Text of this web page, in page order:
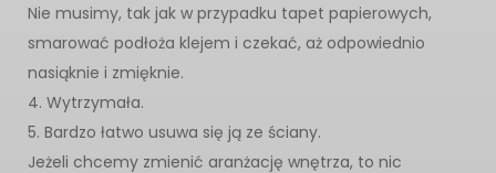
Nie musimy, tak jak w przypadku tapet papierowych,
smarować podłoża klejem i czekać, aż odpowiednio
nasiąknie i zmięknie.
4. Wytrzymała.
5. Bardzo łatwo usuwa się ją ze ściany.
Jeżeli chcemy zmienić aranżację wnętrza, to nic